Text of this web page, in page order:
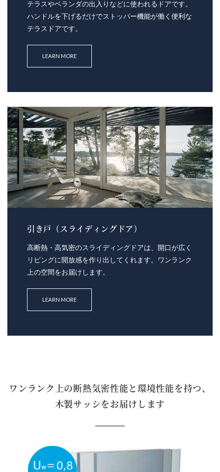
テラスやベランダの出入りなどに使われるドアです。
ハンドルを下げるだけでストッパー機能が働く便利な
テラスドアです。
LEARN MORE
引き戸（スライディングドア）
高断熱・高気密のスライディングドアは、開口が広く
リビングに開放感を作り出してくれます。ワンランク
上の空間をお届けします。
LEARN MORE
ワンランク上の断熱気密性能と環境性能を持つ、
木製サッシをお届けします